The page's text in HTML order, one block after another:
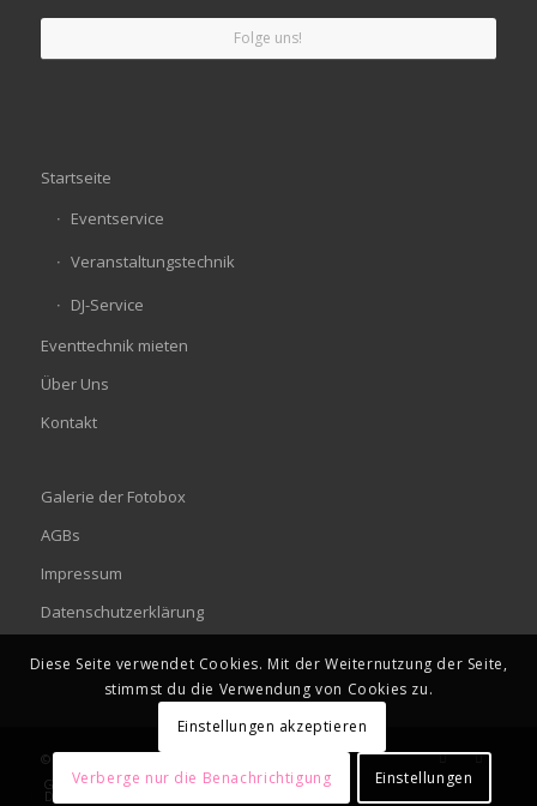
Folge uns!
Startseite
Eventservice
Veranstaltungstechnik
DJ-Service
Eventtechnik mieten
Über Uns
Kontakt
Galerie der Fotobox
AGBs
Impressum
Datenschutzerklärung
© Copyright - 2026 die eventbox
Galerie der Fotobox
AGBs Impressum
Datenschutzerklärung
Diese Seite verwendet Cookies. Mit der Weiternutzung der Seite,
stimmst du die Verwendung von Cookies zu.
Einstellungen akzeptieren
Verberge nur die Benachrichtigung Einstellungen